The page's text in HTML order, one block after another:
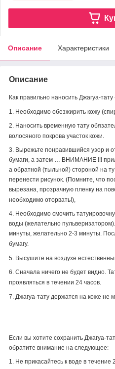
Описание Характеристики
Описание
Как правильно наносить Джагуа-
1. Необходимо обезжирить кожу
2. Наносить временную тату
волосяного покрова участок кожи.
3. Вырежьте понравившийся узор и
бумаги, а затем … ВНИМАНИЕ !!!
а обратной (тыльной) стороной на
перенести рисунок. (Помните, что
вырезана, прозрачную пленку на
необходимо оторвать!),
4. Необходимо смочить
воды (желательно
минуты, желательно 2-3 минуты.
бумагу.
5. Высушите на воздухе
6. Сначала ничего не будет видно.
проявляться в течении 24 часов.
7. Джагуа-тату держатся на коже не
Если вы хотите сохранить Джагуа-
обратите внимание на следующее:
1. Не прикасайтесь к воде в течение